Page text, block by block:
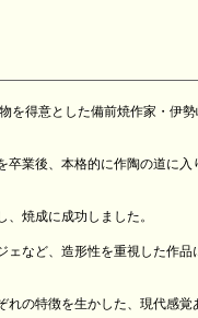
を得意とした備前焼作家・伊
卒業後、本格的に作陶の道に入
焼成に成功しました。
ェなど、造形性を重視した作品
の特徴を生かした、現代感覚